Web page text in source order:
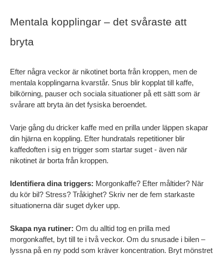
Mentala kopplingar – det svåraste att
bryta
Efter några veckor är nikotinet borta från kroppen, men de
mentala kopplingarna kvarstår. Snus blir kopplat till kaffe,
bilkörning, pauser och sociala situationer på ett sätt som är
svårare att bryta än det fysiska beroendet.
Varje gång du dricker kaffe med en prilla under läppen skapar
din hjärna en koppling. Efter hundratals repetitioner blir
kaffedoften i sig en trigger som startar suget - även när
nikotinet är borta från kroppen.
Identifiera dina triggers: Morgonkaffe? Efter måltider? När
du kör bil? Stress? Tråkighet? Skriv ner de fem starkaste
situationerna där suget dyker upp.
Skapa nya rutiner: Om du alltid tog en prilla med
morgonkaffet, byt till te i två veckor. Om du snusade i bilen –
lyssna på en ny podd som kräver koncentration. Bryt mönstret